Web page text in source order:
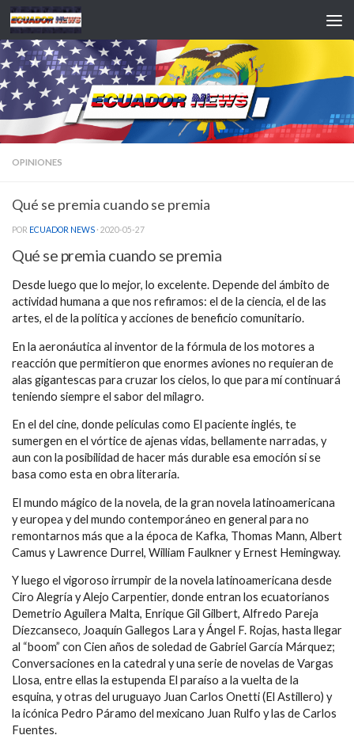
Saltar al contenido
OPINIONES
Qué se premia cuando se premia
POR ECUADOR NEWS · 2020-05-27
Qué se premia cuando se premia
Desde luego que lo mejor, lo excelente. Depende del ámbito de
actividad humana a que nos refiramos: el de la ciencia, el de las
artes, el de la política y acciones de beneficio comunitario.
En la aeronáutica al inventor de la fórmula de los motores a
reacción que permitieron que enormes aviones no requieran de
alas gigantescas para cruzar los cielos, lo que para mí continuará
teniendo siempre el sabor del milagro.
En el del cine, donde películas como El paciente inglés, te
sumergen en el vórtice de ajenas vidas, bellamente narradas, y
aun con la posibilidad de hacer más durable esa emoción si se
basa como esta en obra literaria.
El mundo mágico de la novela, de la gran novela latinoamericana
y europea y del mundo contemporáneo en general para no
remontarnos más que a la época de Kafka, Thomas Mann, Albert
Camus y Lawrence Durrel, William Faulkner y Ernest Hemingway.
Y luego el vigoroso irrumpir de la novela latinoamericana desde
Ciro Alegría y Alejo Carpentier, donde entran los ecuatorianos
Demetrio Aguilera Malta, Enrique Gil Gilbert, Alfredo Pareja
Díezcanseco, Joaquín Gallegos Lara y Ángel F. Rojas, hasta llegar
al “boom” con Cien años de soledad de Gabriel García Márquez;
Conversaciones en la catedral y una serie de novelas de Vargas
Llosa, entre ellas la estupenda El paraíso a la vuelta de la
esquina, y otras del uruguayo Juan Carlos Onetti (El Astillero) y
la icónica Pedro Páramo del mexicano Juan Rulfo y las de Carlos
Fuentes.